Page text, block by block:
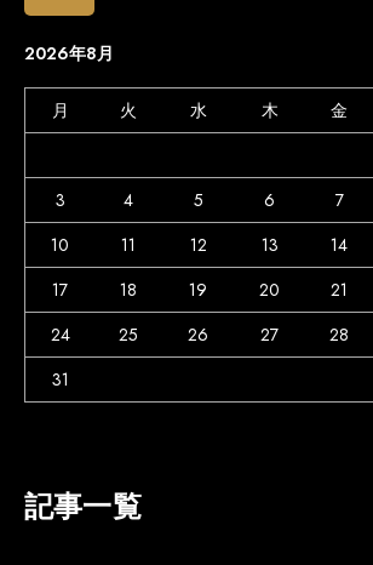
2026年8月
月 火 水 木 金
3
4 5 6 7
10
11 12 13 14
17
18 19 20 21
24
25 26 27 28
31
記事一覧